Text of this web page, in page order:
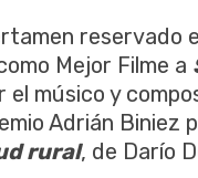
reservado
Mejor Filme a
músico y
Adrián Biniez
rural, de Darío